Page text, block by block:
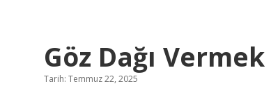
Göz Dağı
Tarih: Temmuz 22, 2025